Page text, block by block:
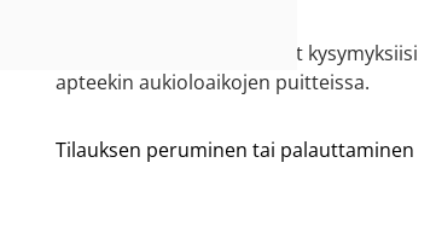
Asiantuntijamme vastaavat kysymyksiisi
apteekin aukioloaikojen puitteissa.
Tilauksen peruminen tai palauttaminen